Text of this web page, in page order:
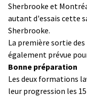
Sherbrooke et
autant d'essais cette
Sherbrooke.
La première sortie
également prévue
Bonne préparation
Les deux formations
leur progression les